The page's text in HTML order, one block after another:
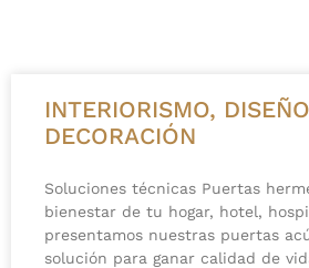
INTERIORISMO,
DECORACIÓN
Soluciones técnicas Puertas
bienestar de tu hogar, hotel,
presentamos nuestras puertas
solución para ganar calidad de